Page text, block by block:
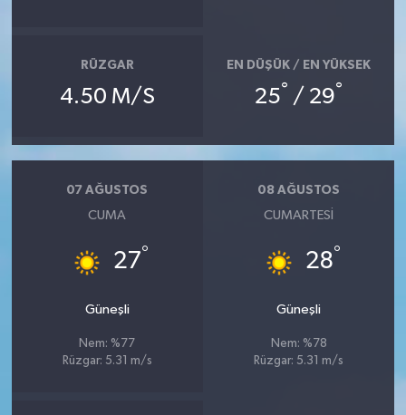
RÜZGAR
4.50 M/S
EN DÜŞÜK / EN YÜKSEK
25° / 29°
07 AĞUSTOS
CUMA
27°
Güneşli
Nem: %77
Rüzgar: 5.31 m/s
08 AĞUSTOS
CUMARTESI
28°
Güneşli
Nem: %78
Rüzgar: 5.31 m/s